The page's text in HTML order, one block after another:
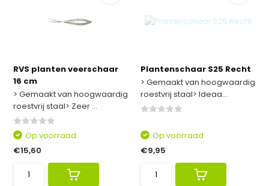
RVS planten veerschaar
16 cm
> Gemaakt van hoogwaardig
roestvrij staal> Zeer ...
Op voorraad
€15,60
Plantenschaar S25 Recht
> Gemaakt van hoogwaardig
roestvrij staal> Ideaa...
Op voorraad
€9,95